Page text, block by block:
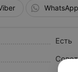
строится на
и медицинские
WhatsApp
Есть